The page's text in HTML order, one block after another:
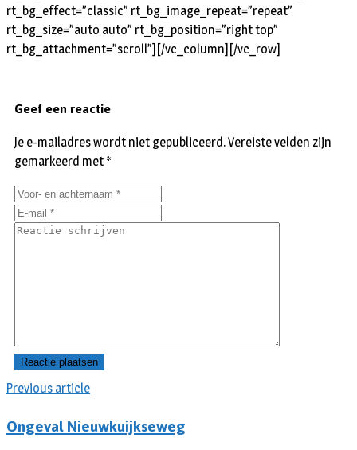
rt_bg_effect=”classic” rt_bg_image_repeat=”repeat”
rt_bg_size=”auto auto” rt_bg_position=”right top”
rt_bg_attachment=”scroll”][/vc_column][/vc_row]
Previous article
Ongeval Nieuwkuijkseweg
Geef een reactie
Je e-mailadres wordt niet gepubliceerd.Vereiste velden zijn
gemarkeerd met *